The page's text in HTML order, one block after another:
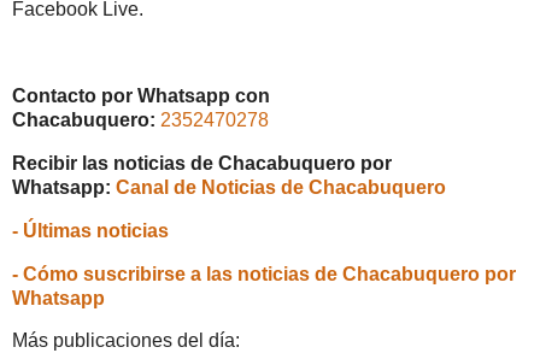
Facebook Live.
Contacto por Whatsapp con
Chacabuquero: 2352470278
Recibir las noticias de Chacabuquero por
Whatsapp: Canal de Noticias de Chacabuquero
- Últimas noticias
- Cómo suscribirse a las noticias de Chacabuquero por
Whatsapp
Más publicaciones del día: